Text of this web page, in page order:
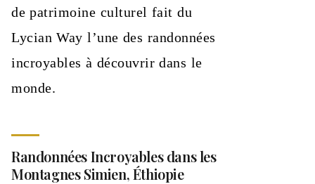
de patrimoine culturel fait du
Lycian Way l’une des randonnées
incroyables à découvrir dans le
monde.
Randonnées Incroyables dans les
Montagnes Simien, Éthiopie